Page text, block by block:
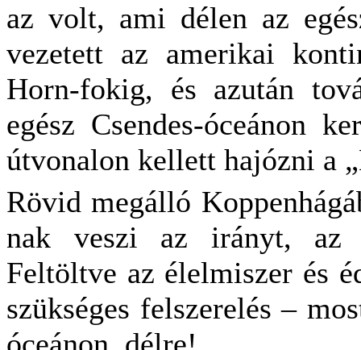
az volt, ami délen az
vezetett az amerikai
Horn-fokig, és azután
egész Csendes-óceánon
útvonalon kellett hajózni a
Rövid megálló
nak veszi az irányt, az
Feltöltve az élelmiszer és
szükséges felszerelés –